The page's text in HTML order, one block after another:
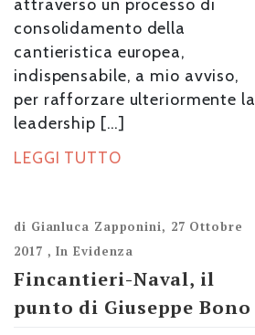
attraverso un processo di
consolidamento della
cantieristica europea,
indispensabile, a mio avviso,
per rafforzare ulteriormente la
leadership […]
LEGGI TUTTO
di Gianluca Zapponini, 27 Ottobre
2017 ,In Evidenza
Fincantieri-Naval, il
punto di Giuseppe Bono